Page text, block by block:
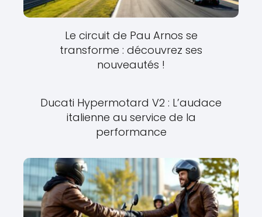
Le circuit de Pau Arnos se
transforme : découvrez ses
nouveautés !
Ducati Hypermotard V2 : L’audace
italienne au service de la
performance